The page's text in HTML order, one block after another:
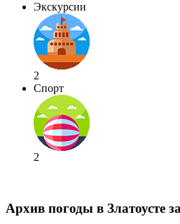
Экскурсии
2
Спорт
2
Архив погоды в Златоусте